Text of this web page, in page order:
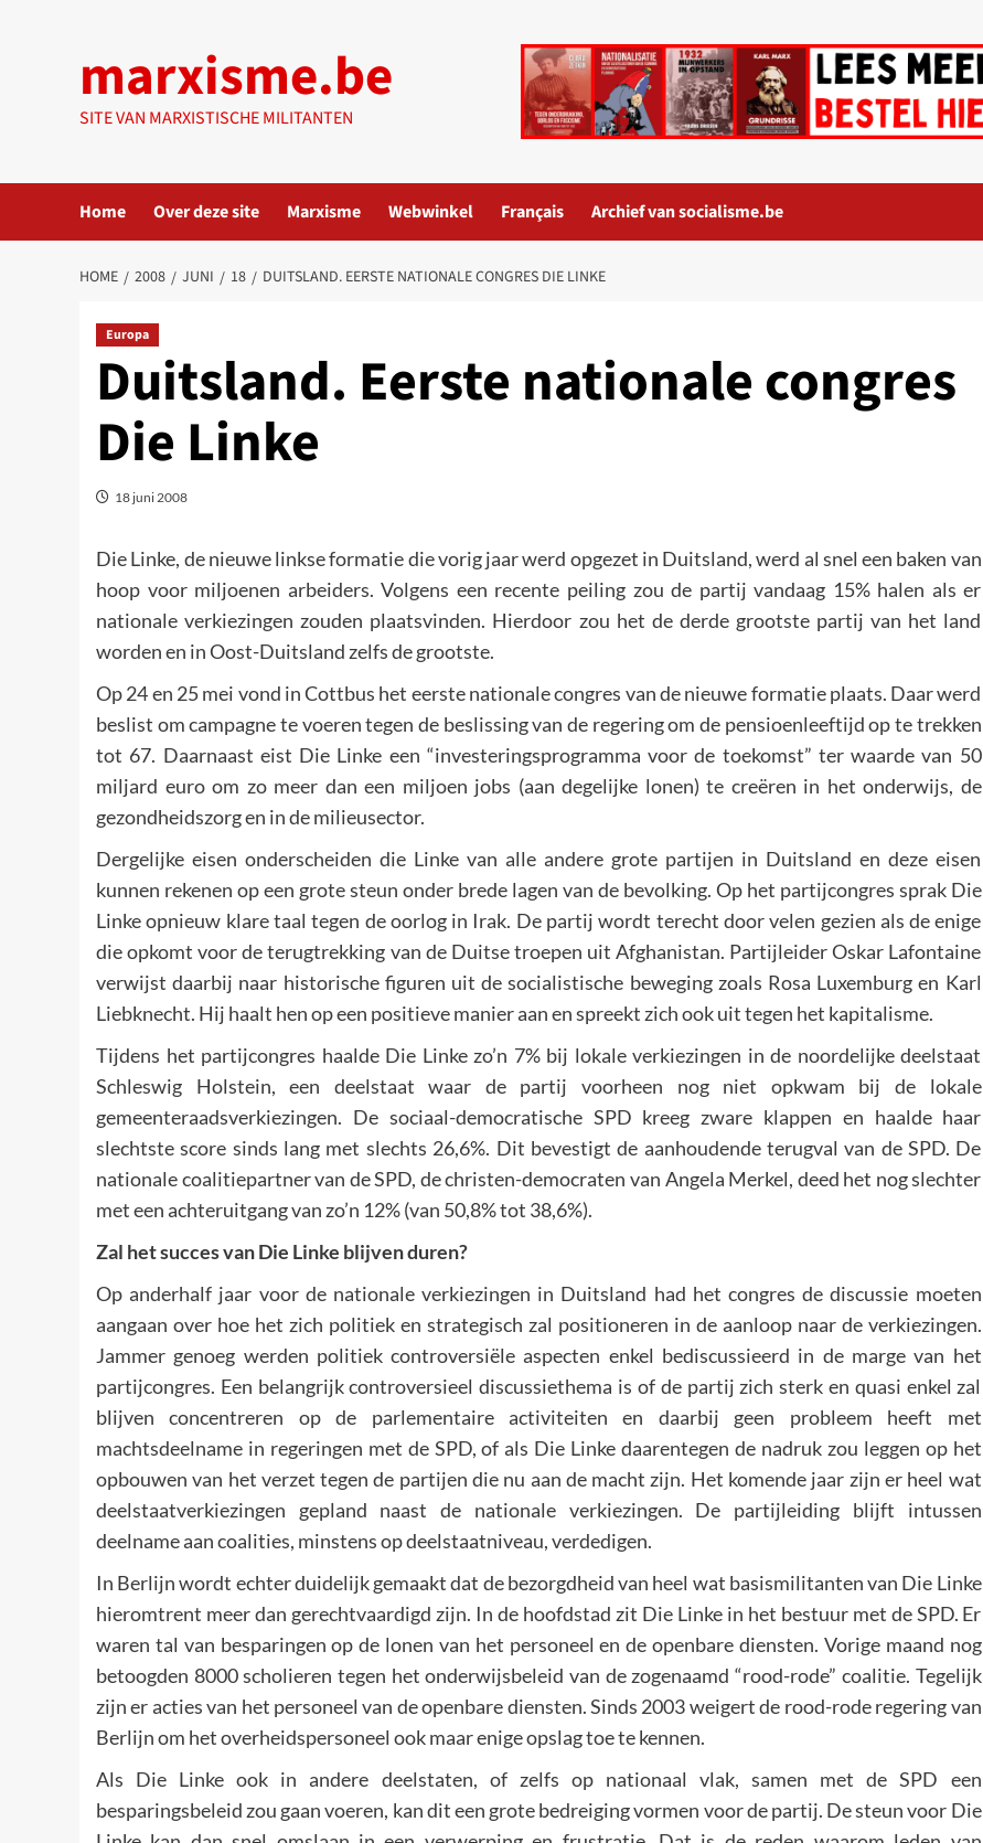
marxisme.be
SITE VAN MARXISTISCHE MILITANTEN
Home Over deze site Marxisme Webwinkel Français Archief van socialisme.be
HOME 2008 JUNI 18 DUITSLAND. EERSTE NATIONALE CONGRES DIE LINKE
Europa
Duitsland. Eerste nationale congres
Die Linke
18 juni 2008
Die Linke, de nieuwe linkse formatie die vorig jaar werd opgezet in Duitsland, werd al snel een baken van
hoop voor miljoenen arbeiders. Volgens een recente peiling zou de partij vandaag 15% halen als er
nationale verkiezingen zouden plaatsvinden. Hierdoor zou het de derde grootste partij van het land
worden en in Oost-Duitsland zelfs de grootste.
Op 24 en 25 mei vond in Cottbus het eerste nationale congres van de nieuwe formatie plaats. Daar werd
beslist om campagne te voeren tegen de beslissing van de regering om de pensioenleeftijd op te trekken
tot 67. Daarnaast eist Die Linke een “investeringsprogramma voor de toekomst” ter waarde van 50
miljard euro om zo meer dan een miljoen jobs (aan degelijke lonen) te creëren in het onderwijs, de
gezondheidszorg en in de milieusector.
Dergelijke eisen onderscheiden die Linke van alle andere grote partijen in Duitsland en deze eisen
kunnen rekenen op een grote steun onder brede lagen van de bevolking. Op het partijcongres sprak Die
Linke opnieuw klare taal tegen de oorlog in Irak. De partij wordt terecht door velen gezien als de enige
die opkomt voor de terugtrekking van de Duitse troepen uit Afghanistan. Partijleider Oskar Lafontaine
verwijst daarbij naar historische figuren uit de socialistische beweging zoals Rosa Luxemburg en Karl
Liebknecht. Hij haalt hen op een positieve manier aan en spreekt zich ook uit tegen het kapitalisme.
Tijdens het partijcongres haalde Die Linke zo’n 7% bij lokale verkiezingen in de noordelijke deelstaat
Schleswig Holstein, een deelstaat waar de partij voorheen nog niet opkwam bij de lokale
gemeenteraadsverkiezingen. De sociaal-democratische SPD kreeg zware klappen en haalde haar
slechtste score sinds lang met slechts 26,6%. Dit bevestigt de aanhoudende terugval van de SPD. De
nationale coalitiepartner van de SPD, de christen-democraten van Angela Merkel, deed het nog slechter
met een achteruitgang van zo’n 12% (van 50,8% tot 38,6%).
Zal het succes van Die Linke blijven duren?
Op anderhalf jaar voor de nationale verkiezingen in Duitsland had het congres de discussie moeten
aangaan over hoe het zich politiek en strategisch zal positioneren in de aanloop naar de verkiezingen.
Jammer genoeg werden politiek controversiële aspecten enkel bediscussieerd in de marge van het
partijcongres. Een belangrijk controversieel discussiethema is of de partij zich sterk en quasi enkel zal
blijven concentreren op de parlementaire activiteiten en daarbij geen probleem heeft met
machtsdeelname in regeringen met de SPD, of als Die Linke daarentegen de nadruk zou leggen op het
opbouwen van het verzet tegen de partijen die nu aan de macht zijn. Het komende jaar zijn er heel wat
deelstaatverkiezingen gepland naast de nationale verkiezingen. De partijleiding blijft intussen
deelname aan coalities, minstens op deelstaatniveau, verdedigen.
In Berlijn wordt echter duidelijk gemaakt dat de bezorgdheid van heel wat basismilitanten van Die Linke
hieromtrent meer dan gerechtvaardigd zijn. In de hoofdstad zit Die Linke in het bestuur met de SPD. Er
waren tal van besparingen op de lonen van het personeel en de openbare diensten. Vorige maand nog
betoogden 8000 scholieren tegen het onderwijsbeleid van de zogenaamd “rood-rode” coalitie. Tegelijk
zijn er acties van het personeel van de openbare diensten. Sinds 2003 weigert de rood-rode regering van
Berlijn om het overheidspersoneel ook maar enige opslag toe te kennen.
Als Die Linke ook in andere deelstaten, of zelfs op nationaal vlak, samen met de SPD een
besparingsbeleid zou gaan voeren, kan dit een grote bedreiging vormen voor de partij. De steun voor Die